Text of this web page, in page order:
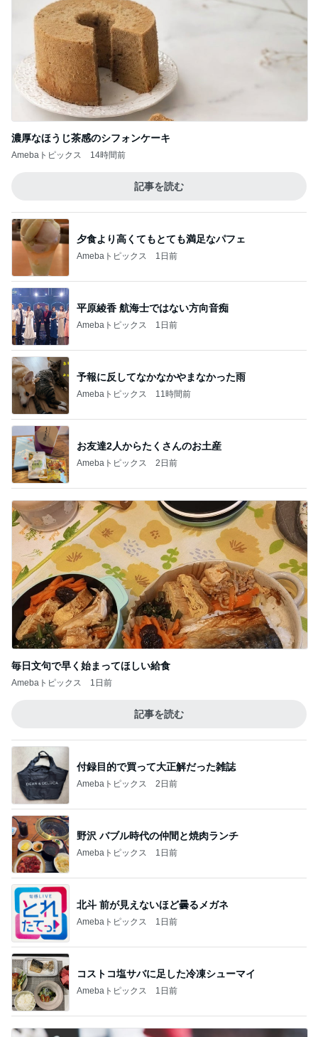
濃厚なほうじ茶感のシフォンケーキ
Amebaトピックス 14時間前
記事を読む
夕食より高くてもとても満足なパフェ
Amebaトピックス 1日前
平原綾香 航海士ではない方向音痴
Amebaトピックス 1日前
予報に反してなかなかやまなかった雨
Amebaトピックス 11時間前
お友達2人からたくさんのお土産
Amebaトピックス 2日前
毎日文句で早く始まってほしい給食
Amebaトピックス 1日前
記事を読む
付録目的で買って大正解だった雑誌
Amebaトピックス 2日前
野沢 バブル時代の仲間と焼肉ランチ
Amebaトピックス 1日前
北斗 前が見えないほど曇るメガネ
Amebaトピックス 1日前
コストコ塩サバに足した冷凍シューマイ
Amebaトピックス 1日前